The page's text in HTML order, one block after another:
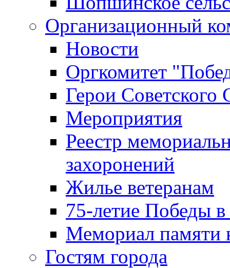
Организационный
Новости
Оргкомитет
Герои Советского
Мероприятия
Реестр
захоронений
Жилье ветеранам
75-летие Победы
Мемориал памяти
Гостям города